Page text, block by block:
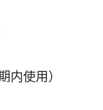
内使用）